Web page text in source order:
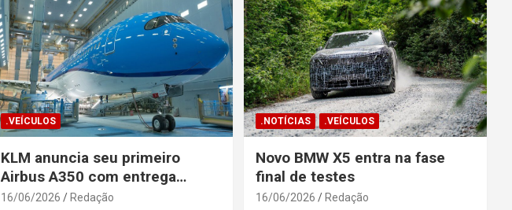
.VEÍCULOS
KLM anuncia seu primeiro
Airbus A350 com entrega
prevista até o fim de agosto
16/06/2026 Redação
.NOTÍCIAS .VEÍCULOS
Novo BMW X5 entra na fase
final de testes
16/06/2026 Redação